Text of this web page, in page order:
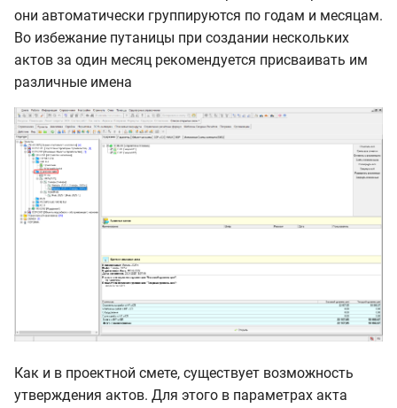
они автоматически группируются по годам и месяцам.
Во избежание путаницы при создании нескольких
актов за один месяц рекомендуется присваивать им
различные имена
Как и в проектной смете, существует возможность
утверждения актов. Для этого в параметрах акта